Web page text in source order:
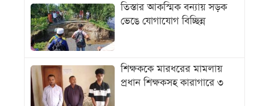
তিস্তার আকস্মিক বন্যায় সড়ক
ভেঙে যোগাযোগ বিচ্ছিন্ন
শিক্ষককে মারধরের মামলায়
প্রধান শিক্ষকসহ কারাগারে ৩